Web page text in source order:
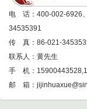
电 话：400-002-6926
34535391
传 真：86-021-
联系人：黄先生
手 机：
邮 箱：